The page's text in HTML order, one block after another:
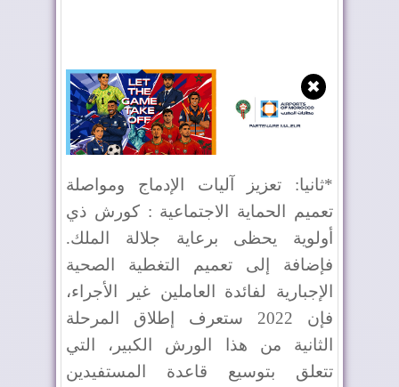
✖
*ثانيا: تعزيز آليات الإدماج ومواصلة
تعميم الحماية الاجتماعية : كورش ذي
أولوية يحظى برعاية جلالة الملك.
فإضافة إلى تعميم التغطية الصحية
الإجبارية لفائدة العاملين غير الأجراء،
فإن 2022 ستعرف إطلاق المرحلة
الثانية من هذا الورش الكبير، التي
تتعلق بتوسيع قاعدة المستفيدين